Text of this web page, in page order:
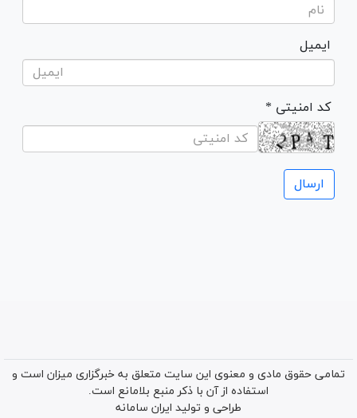
ایمیل
* کد امنیتی
تمامی حقوق مادی و معنوی این سایت متعلق به خبرگزاری میزان است و
استفاده از آن با ذکر منبع بلامانع است.
طراحی و تولید ایران سامانه